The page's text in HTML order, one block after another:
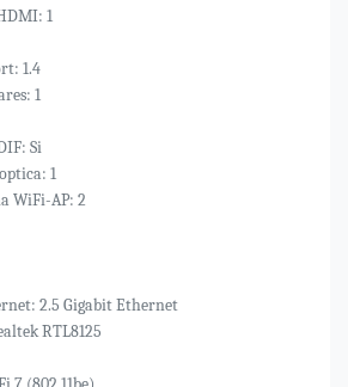
1
1.4
1
Si
1
WiFi-AP: 2
2.5 Gigabit Ethernet
RTL8125